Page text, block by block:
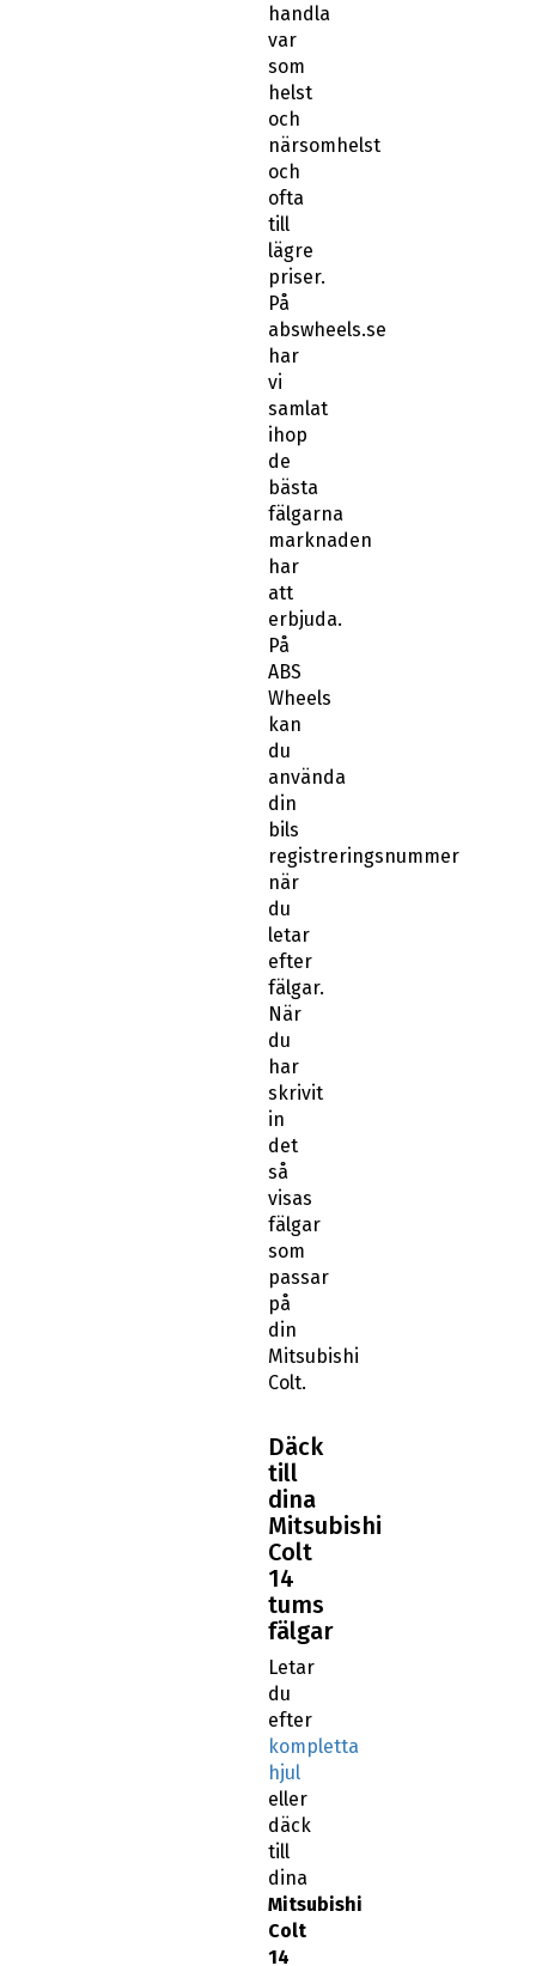
handla
var
som
helst
och
närsomhelst
och
ofta
till
lägre
priser.
På
abswheels.se
har
vi
samlat
ihop
de
bästa
fälgarna
marknaden
har
att
erbjuda.
På
ABS
Wheels
kan
du
använda
din
bils
registreringsnummer
när
du
letar
efter
fälgar.
När
du
har
skrivit
in
det
så
visas
fälgar
som
passar
på
din
Mitsubishi
Colt.
Däck
till
dina
Mitsubishi
Colt
14
tums
fälgar
Letar
du
efter
kompletta
hjul
eller
däck
till
dina
Mitsubishi
Colt
14